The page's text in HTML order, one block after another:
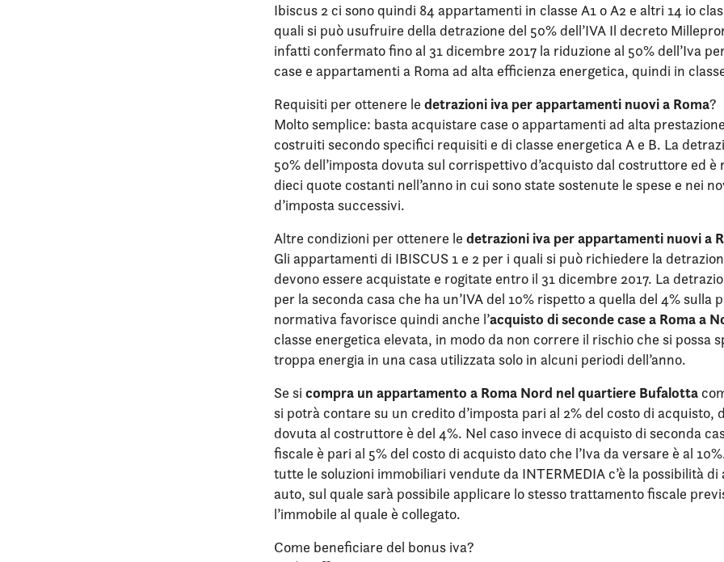
Ibiscus 2 ci sono quindi 84 appartamenti in classe A1 o A2 e altri 14 io
quali si può usufruire della detrazione del 50% dell’IVA Il decreto
infatti confermato fino al 31 dicembre 2017 la riduzione al 50% dell’Iva
case e appartamenti a Roma ad alta efficienza energetica, quindi in
Requisiti per ottenere le detrazioni iva per appartamenti nuovi a Roma?
Molto semplice: basta acquistare case o appartamenti ad alta
costruiti secondo specifici requisiti e di classe energetica A e B. La
50% dell’imposta dovuta sul corrispettivo d’acquisto dal costruttore ed
dieci quote costanti nell’anno in cui sono state sostenute le spese e nei
d’imposta successivi.
Altre condizioni per ottenere le detrazioni iva per appartamenti nuovi a
Gli appartamenti di IBISCUS 1 e 2 per i quali si può richiedere la
devono essere acquistate e rogitate entro il 31 dicembre 2017. La
per la seconda casa che ha un’IVA del 10% rispetto a quella del 4% sulla
normativa favorisce quindi anche l’acquisto di seconde case a Roma a
classe energetica elevata, in modo da non correre il rischio che si possa
troppa energia in una casa utilizzata solo in alcuni periodi dell’anno.
Se si compra un appartamento a Roma Nord nel quartiere Bufalotta
si potrà contare su un credito d’imposta pari al 2% del costo di acquisto,
dovuta al costruttore è del 4%. Nel caso invece di acquisto di seconda
fiscale è pari al 5% del costo di acquisto dato che l’Iva da versare è al
tutte le soluzioni immobiliari vendute da INTERMEDIA c’è la possibilità di
auto, sul quale sarà possibile applicare lo stesso trattamento fiscale
l’immobile al quale è collegato.
Come beneficiare del bonus iva?